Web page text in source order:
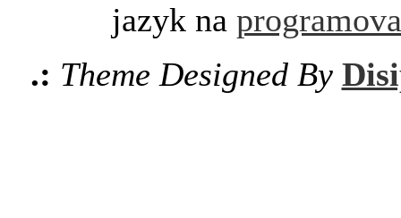
jazyk na
.: Theme Designed By